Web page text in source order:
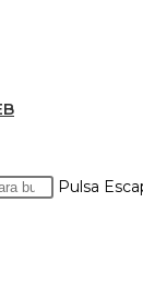
Pulsa